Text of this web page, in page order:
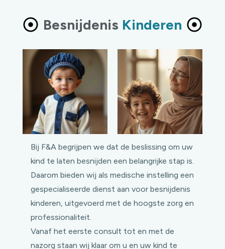
Besnijdenis Kinderen
Bij F&A begrijpen we dat de beslissing om uw
kind te laten besnijden een belangrijke stap is.
Daarom bieden wij als medische instelling een
gespecialiseerde dienst aan voor besnijdenis
kinderen, uitgevoerd met de hoogste zorg en
professionaliteit.
Vanaf het eerste consult tot en met de
nazorg staan wij klaar om u en uw kind te